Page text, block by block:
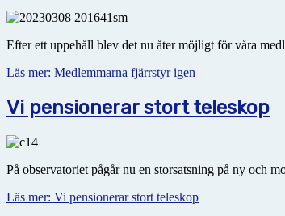
Efter ett uppehåll blev det nu åter möjligt för våra
Läs mer: Medlemmarna fjärrstyr igen
Vi pensionerar stort teleskop
På observatoriet pågår nu en storsatsning på ny och
Läs mer: Vi pensionerar stort teleskop